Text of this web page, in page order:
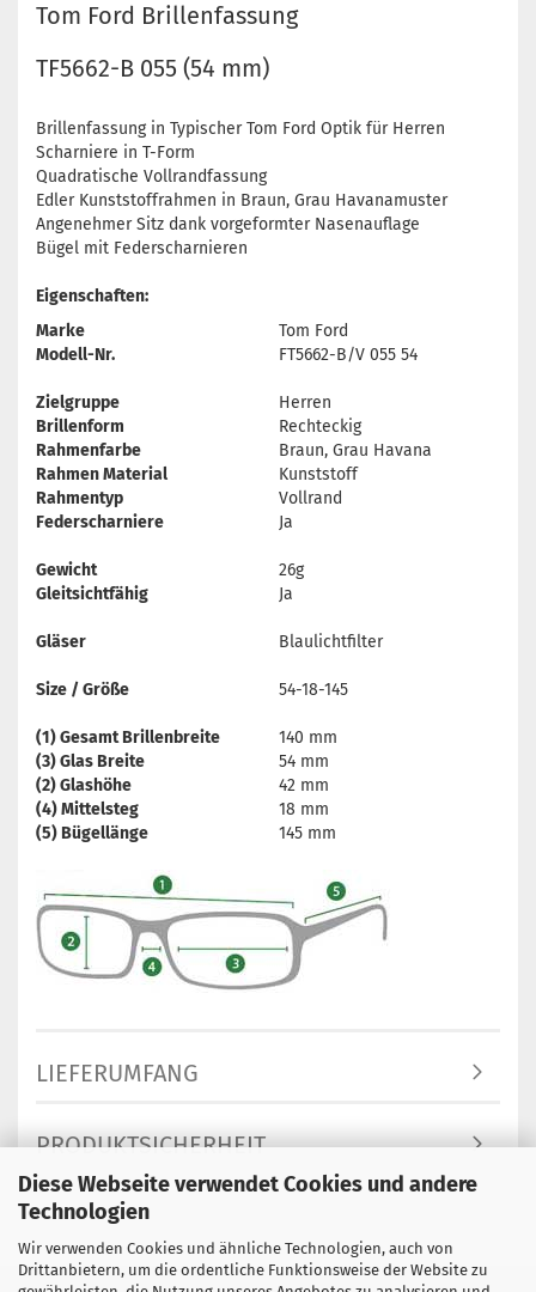
Diese Webseite verwendet Cookies und andere
Technologien
Wir verwenden Cookies und ähnliche Technologien, auch von
Drittanbietern, um die ordentliche Funktionsweise der Website zu
Tom Ford Brillenfassung
TF5662-B 055 (54 mm)
Brillenfassung in Typischer Tom Ford Optik für Herren
Scharniere in T-Form
Quadratische Vollrandfassung
Edler Kunststoffrahmen in Braun, Grau Havanamuster
Angenehmer Sitz dank vorgeformter Nasenauflage
Bügel mit Federscharnieren
Eigenschaften:
Marke
Tom Ford
Modell-Nr.
FT5662-B/V 055 54
Zielgruppe
Herren
Brillenform
Rechteckig
Rahmenfarbe
Braun, Grau Havana
Rahmen Material
Kunststoff
Rahmentyp
Vollrand
Federscharniere
Ja
Gewicht
26g
Gleitsichtfähig
Ja
Gläser Blaulichtfilter
Size / Größe 54-18-145
(1) Gesamt Brillenbreite
140 mm
(3) Glas Breite
54 mm
(2) Glashöhe
42 mm
(4) Mittelsteg
18 mm
(5) Bügellänge
145 mm
LIEFERUMFANG
PRODUKTSICHERHEIT